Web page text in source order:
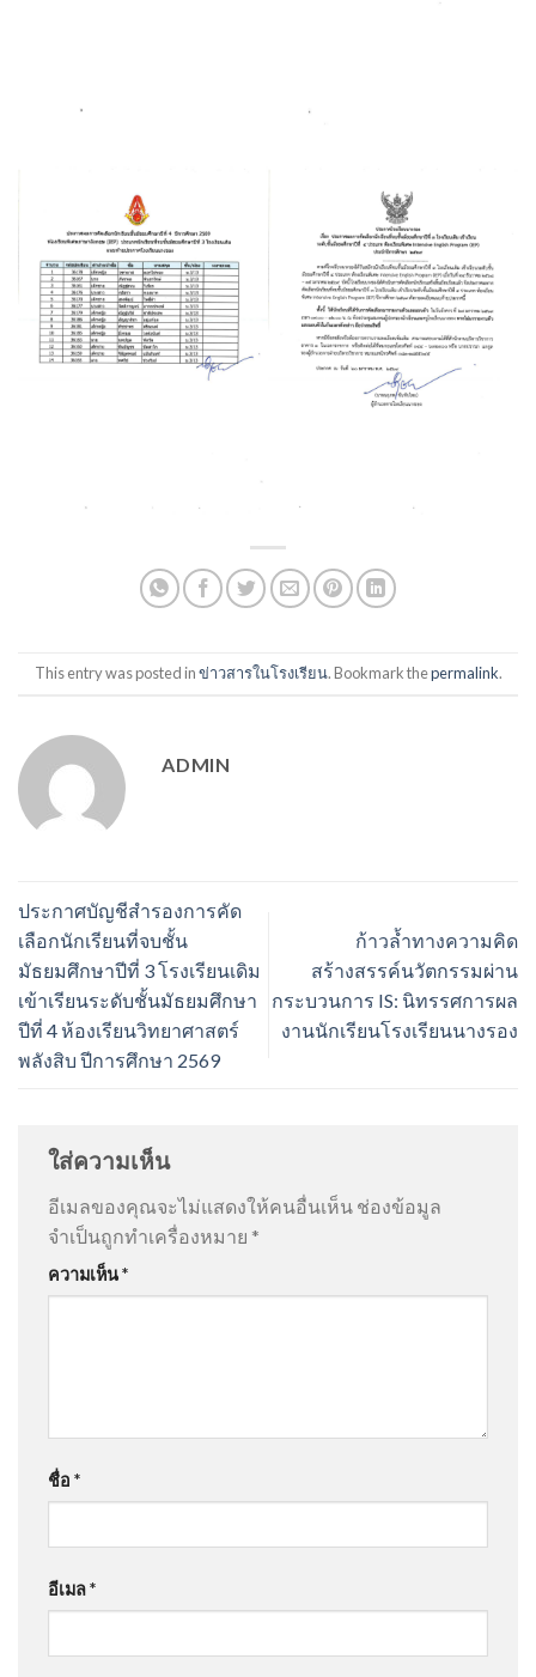
This entry was posted inข่าวสารในโรงเรียน. Bookmark thepermalink.
ADMIN
ประกาศบัญชีสำรองการคัด
เลือกนักเรียนที่จบชั้น
มัธยมศึกษาปีที่ 3 โรงเรียนเดิม
เข้าเรียนระดับชั้นมัธยมศึกษา
ปีที่ 4 ห้องเรียนวิทยาศาสตร์
พลังสิบ ปีการศึกษา 2569
ก้าวล้ำทางความคิด
สร้างสรรค์นวัตกรรมผ่าน
กระบวนการ IS: นิทรรศการผล
งานนักเรียนโรงเรียนนางรอง
ใส่ความเห็น
อีเมลของคุณจะไม่แสดงให้คนอื่นเห็น ช่องข้อมูล
จำเป็นถูกทำเครื่องหมาย *
ความเห็น*
ชื่อ *
อีเมล*